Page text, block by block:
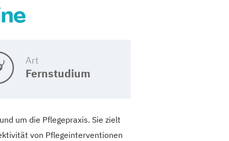
Art
Fernstudium
um die Pflegepraxis. Sie zielt
von Pflegeinterventionen